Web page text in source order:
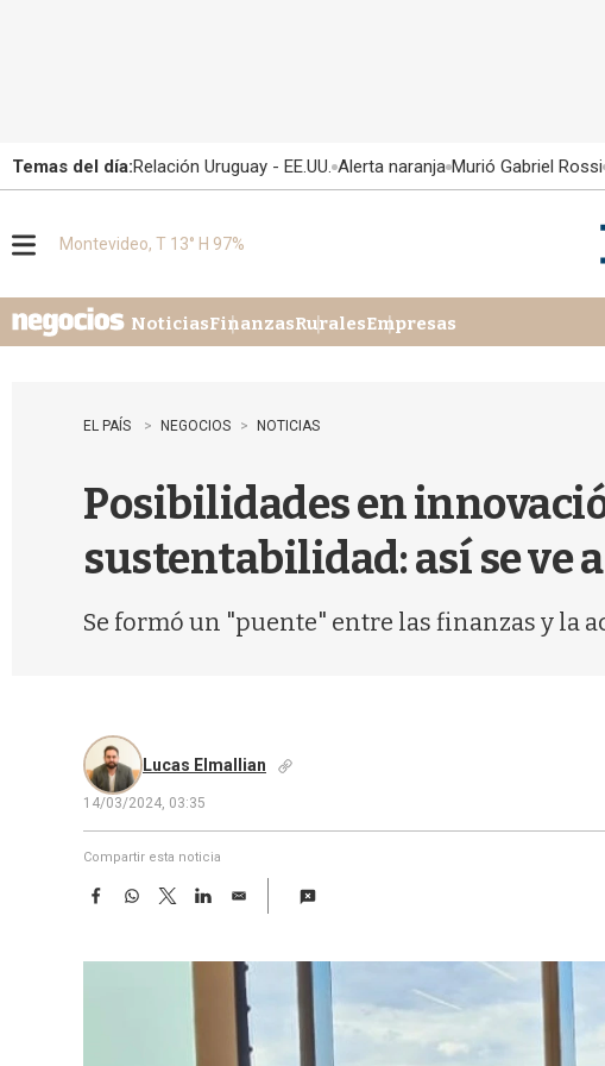
Temas del día:Relación Uruguay - EE.UU. Alerta naranja Murió Gabriel Rossi
u
Montevideo, T 13° H 97%
NoticiasFinanzasRuralesEmpresas
EL PAÍS NEGOCIOS NOTICIAS
Posibilidades en
sustentabilidad: así se ve
Se formó un "puente" entre las finanzas y la
Lucas Elmallian
14/03/2024, 03:35
Compartir esta noticia
F
e
W
t
T
w
t
L
k
E
i
l